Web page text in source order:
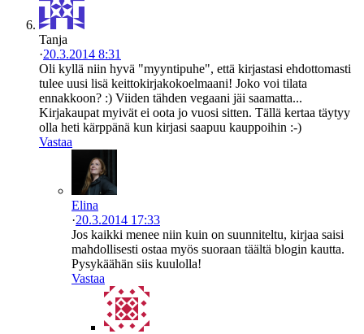
Tanja
·20.3.2014 8:31
Oli kyllä niin hyvä "myyntipuhe", että kirjastasi ehdottomasti
tulee uusi lisä keittokirjakokoelmaani! Joko voi tilata
ennakkoon? :) Viiden tähden vegaani jäi saamatta...
Kirjakaupat myivät ei oota jo vuosi sitten. Tällä kertaa täytyy
olla heti kärppänä kun kirjasi saapuu kauppoihin :-)
Vastaa
Elina
·20.3.2014 17:33
Jos kaikki menee niin kuin on suunniteltu, kirjaa saisi
mahdollisesti ostaa myös suoraan täältä blogin kautta.
Pysykäähän siis kuulolla!
Vastaa